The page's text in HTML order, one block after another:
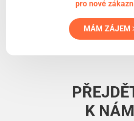
pro nové
MÁM ZÁJEM
K NÁM